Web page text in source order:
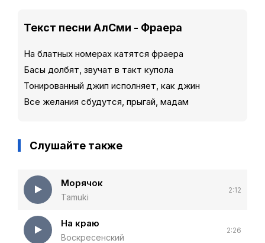
Текст песни АлСми - Фраера
На блатных номерах катятся фраера
Басы долбят, звучат в такт купола
Тонированный джип исполняет, как джин
Все желания сбудутся, прыгай, мадам
Слушайте также
Морячок
Tamuki
2:12
На краю
Воскресенский
2:26